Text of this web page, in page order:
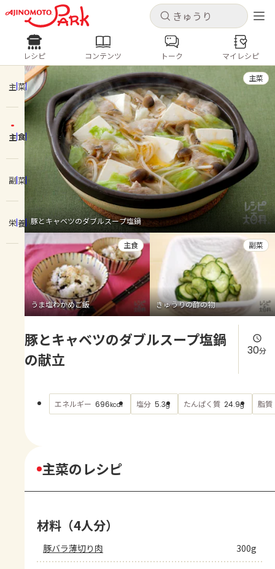
キャンセル
ログインするとレシピを保存できます
ログイン 新規登録
ホーム
コンテンツ
レシピ
トーク
よくあるお問い合わせ
お買い物
AJINOMOTO PARK とは
キャンセル
レシピ コンテンツ
人気の食材・レシピ
きゅうり なす トマト
とうもろこし
ピーマン
みょうが ゴーヤ
レシピ コンテンツ トーク マイレシピ
主菜
主食
副菜
栄養 豚とキャベツのダブルスープ塩鍋
主菜
うま塩わかめご飯
主食
きゅうりの酢の物
副菜
豚とキャベツのダブルスープ塩鍋
の献立
30分
エネルギー 696kcal 塩分 5.3g たんぱく質 24.9g 脂質
主菜のレシピ
材料（4人分）
豚バラ薄切り肉 300g